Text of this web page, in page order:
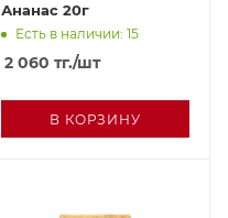
Ананас 20г
Есть в наличии: 15
2 060 тг./шт
В КОРЗИНУ